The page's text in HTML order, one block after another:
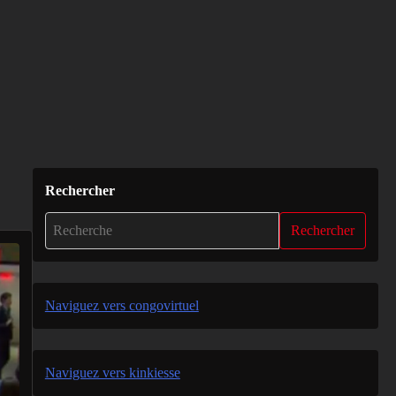
Rechercher
Rechercher
Naviguez vers congovirtuel
Naviguez vers kinkiesse